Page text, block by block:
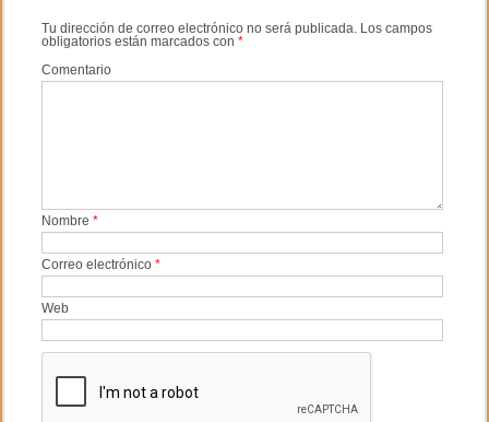
Tu dirección de correo electrónico no será publicada. Los campos
obligatorios están marcados con*
Comentario
Nombre*
Correo electrónico*
Web